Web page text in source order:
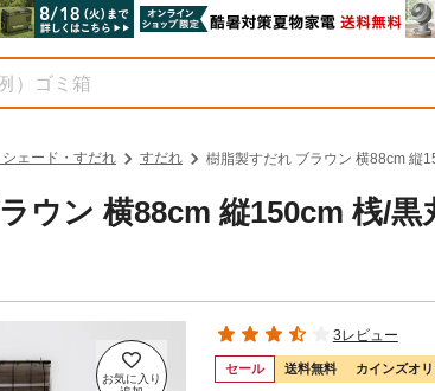
シェード・すだれ すだれ 樹脂製すだれ ブラウン 横88cm 縦
ウン 横88cm 縦150cm 桟/
3レビュー
セール 送料無料 カインズオ